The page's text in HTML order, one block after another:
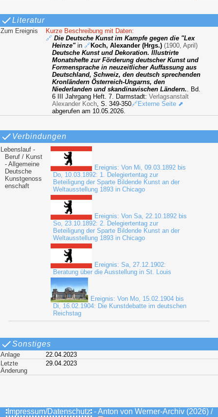
Literatur
Zum Ereignis
Kurze Beschreibung mit Daten:
🔗 Die Deutsche Kunst im Kampfe gegen die "Lex
Heinze"in🔗Koch, Alexander (Hrgs.) (1900, April)
Deutsche Kunst und Dekoration. Illustrirte
Monatshefte zur Förderung deutscher Kunst und
Formensprache in neuzeitlicher Auffassung aus
Deutschland, Schweiz, den deutsch sprechenden
Kronländern Österreich-Ungarns, den
Niederlanden und skandinavischen Ländern.. Bd.
6 III Jahrgang Heft. 7. Darmstadt:Verlagsanstalt
Alexander Koch, S. 349-350🔗Externe Seite ⬈
abgerufen am 10.05.2026.
Verbindungen
Lebenslauf -
Beruf / Kunst
- Allgemeine
Deutsche
Kunstgenoss
enschaft
Ereignis: Von Mi, 09.03.1892 bis
Do, 10.03.1892: 1. Delegiertentag zur
Beteiligung der Sparte Bildende Kunst an der
Weltausstellung 1893 in Chicago
Ereignis: Von Sa, 22.10.1892 bis
So, 23.10.1892: 2. Delegiertentag zur
Beteiligung der Sparte Bildende Kunst an der
Weltausstellung 1893 in Chicago
Ereignis: Sa, 27.12.1902:
Beratung über die Ausstellung in St. Louis
Ereignis: Von Mo, 15.02.1904 bis
Di, 16.02.1904: Die Kunstdebatte im deutschen
Reichstag
Sonstiges
Anlage
22.04.2023
Letzte
Änderung
29.04.2023
Impressum/Datenschutz - Anton von Werner-Archiv (2026) /